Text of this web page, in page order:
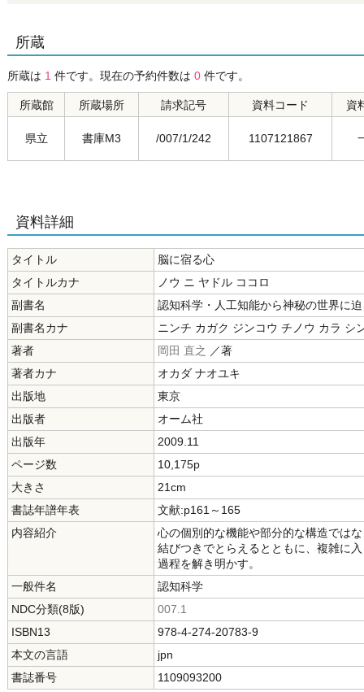
所蔵
所蔵は 1 件です。現在の予約件数は 0 件です。
所蔵館 所蔵場所 請求記号 資料コード 資
県立 書庫M3 /007/1/242 1107121867
資料詳細
タイトル
脳に宿る心
タイトルカナ
ノウ ニ ヤドル ココロ
副書名
認知科学・人工知能から神秘の世界に
副書名カナ
ニンチ カガク ジンコウ チノウ カラ シ
著者
岡田 直之 ／著
著者カナ
オカダ ナオユキ
出版地
東京
出版者
オーム社
出版年
2009.11
ページ数
10,175p
大きさ
21cm
書誌年譜年表
文献:p161～165
内容紹介
心の個別的な機能や部分的な構造では
結びつきでとらえるとともに、複雑に
過程を解き明かす。
一般件名
認知科学
NDC分類(8版)
007.1
ISBN13
978-4-274-20783-9
本文の言語
jpn
書誌番号
1109093200